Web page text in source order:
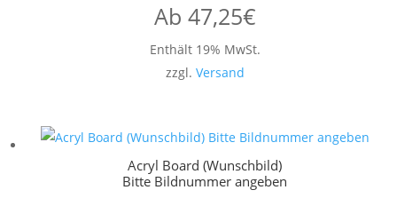
Ab 47,25€
Enthält 19% MwSt.
zzgl. Versand
Acryl Board (Wunschbild)
Bitte Bildnummer angeben